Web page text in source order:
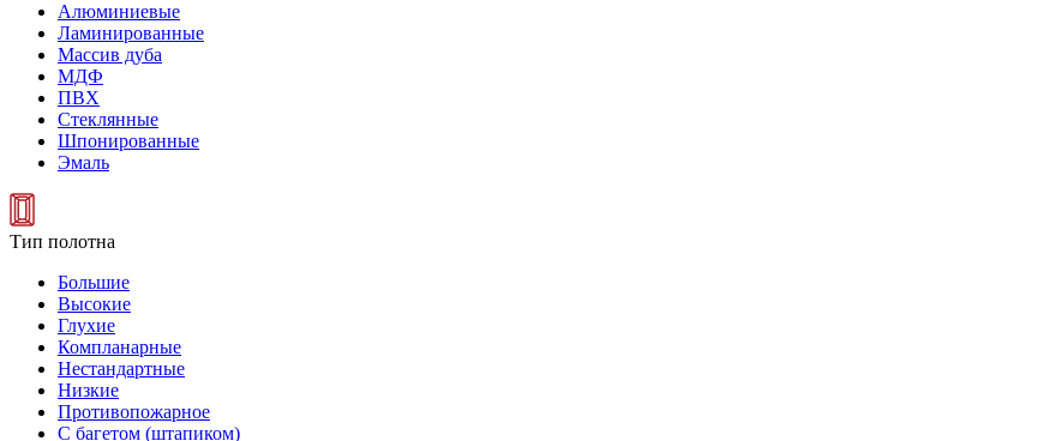
Алюминиевые
Ламинированные
Массив дуба
МДФ
ПВХ
Стеклянные
Шпонированные
Эмаль
Тип полотна
Большие
Высокие
Глухие
Компланарные
Нестандартные
Низкие
Противопожарное
С багетом (штапиком)